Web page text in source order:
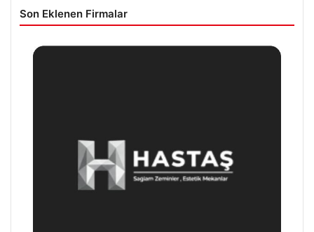
Son Eklenen Firmalar